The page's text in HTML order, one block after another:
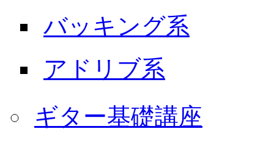
バッキング系
アドリブ系
ギター基礎講座